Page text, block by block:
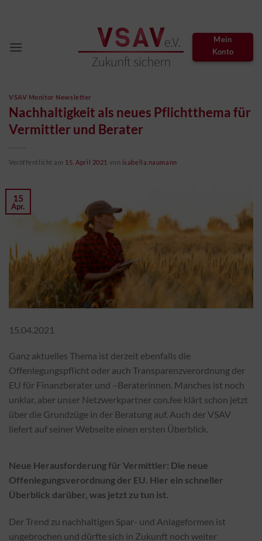
Mein
Konto
VSAV Monitor Newsletter
Nachhaltigkeit als neues Pflichtthema für
Vermittler und Berater
Veröffentlicht am 15. April 2021 von isabella.naumann
15
Apr.
15.04.2021
Ganz aktuelles Thema ist derzeit ebenfalls die
Offenlegungspflicht oder auch Transparenzverordnung der
EU für Finanzberater und –Beraterinnen. Manches ist noch
unklar, aber unser Netzwerkpartner con.fee klärt schon jetzt
über die Grundzüge in der Beratung auf. Auch der VSAV
liefert auf seiner Webseite einen ersten Überblick.
Neue Herausforderung für Vermittler: Die neue
Offenlegungsverordnung der EU. Hier ein schneller
Überblick darüber, was jetzt zu tun ist.
Der Trend zu nachhaltigen Spar- und Anlageformen ist
ungebrochen und dürfte sich in Zukunft noch weiter